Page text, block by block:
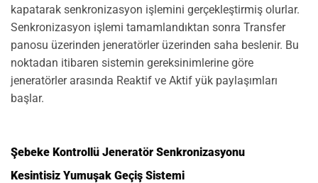
kapatarak senkronizasyon işlemini gerçekleştirmiş olurlar.
Senkronizasyon işlemi tamamlandıktan sonra Transfer
panosu üzerinden jeneratörler üzerinden saha beslenir. Bu
noktadan itibaren sistemin gereksinimlerine göre
jeneratörler arasında Reaktif ve Aktif yük paylaşımları
başlar.
Şebeke Kontrollü Jeneratör Senkronizasyonu
Kesintisiz Yumuşak Geçiş Sistemi